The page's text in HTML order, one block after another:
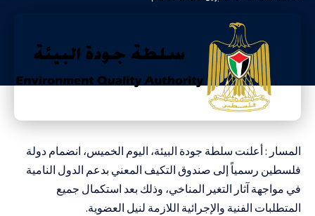
المسار : أعلنت سلطة جودة البيئة، اليوم الخميس، انضمام دولة
فلسطين رسمياً إلى صندوق التكيف المعني بدعم الدول النامية
في مواجهة آثار التغير المناخي، وذلك بعد استكمال جميع
المتطلبات الفنية والإجرائية اللازمة لنيل العضوية.